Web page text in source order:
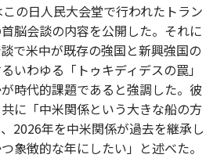
の日人民大会堂で行われたトラン
脳会談の内容を公開した。それに
で米中が既存の強国と新興強国の
いわゆる「トゥキディデスの罠」
時代的課題であると強調した。彼
に「中米関係という大きな船の方
2026年を中米関係が過去を継承し
象徴的な年にしたい」と述べた。